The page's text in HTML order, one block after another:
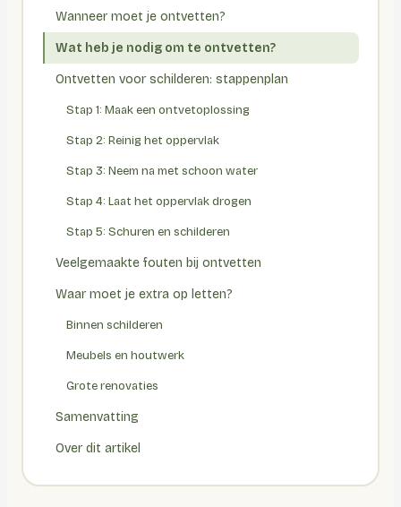
Wanneer moet je ontvetten?
Wat heb je nodig om te ontvetten?
Ontvetten voor schilderen: stappenplan
Stap 1: Maak een ontvetoplossing
Stap 2: Reinig het oppervlak
Stap 3: Neem na met schoon water
Stap 4: Laat het oppervlak drogen
Stap 5: Schuren en schilderen
Veelgemaakte fouten bij ontvetten
Waar moet je extra op letten?
Binnen schilderen
Meubels en houtwerk
Grote renovaties
Samenvatting
Over dit artikel